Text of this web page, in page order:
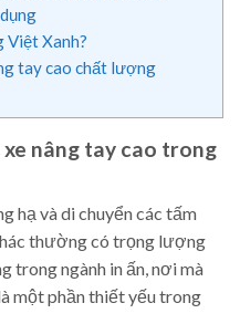
Việt Xanh?
tay cao chất lượng
nâng tay cao trong
hạ và di chuyển các tấm
thường có trọng lượng
trong ngành in ấn, nơi mà
một phần thiết yếu trong